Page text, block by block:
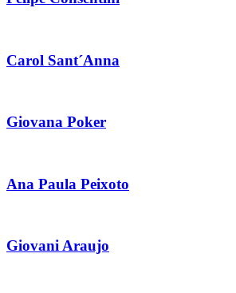
Carol Sant´Anna
Giovana Poker
Ana Paula Peixoto
Giovani Araujo